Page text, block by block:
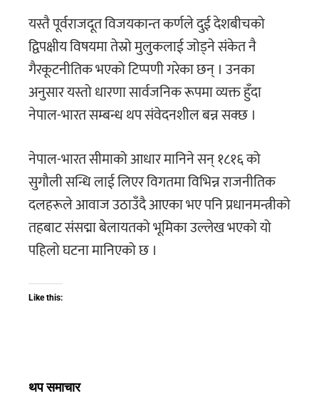
यस्तै पूर्वराजदूत विजयकान्त कर्णले दुई देशबीचको
द्विपक्षीय विषयमा तेस्रो मुलुकलाई जोड्ने संकेत नै
गैरकूटनीतिक भएको टिप्पणी गरेका छन् । उनका
अनुसार यस्तो धारणा सार्वजनिक रूपमा व्यक्त हुँदा
नेपाल-भारत सम्बन्ध थप संवेदनशील बन्न सक्छ ।
नेपाल-भारत सीमाको आधार मानिने सन् १८१६ को
सुगौली सन्धि लाई लिएर विगतमा विभिन्न राजनीतिक
दलहरूले आवाज उठाउँदै आएका भए पनि प्रधानमन्त्रीको
तहबाट संसद्मा बेलायतको भूमिका उल्लेख भएको यो
पहिलो घटना मानिएको छ ।
Like this:
थप समाचार